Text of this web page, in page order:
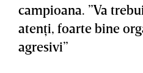
campioana. ”Va
atenţi, foarte bine
agresivi”